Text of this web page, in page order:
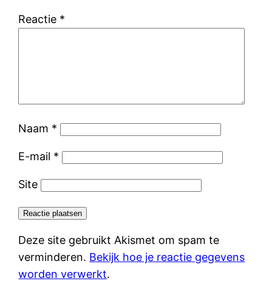
Reactie *
Naam *
E-mail *
Site
Deze site gebruikt Akismet om spam te
verminderen. Bekijk hoe je reactie gegevens
worden verwerkt.